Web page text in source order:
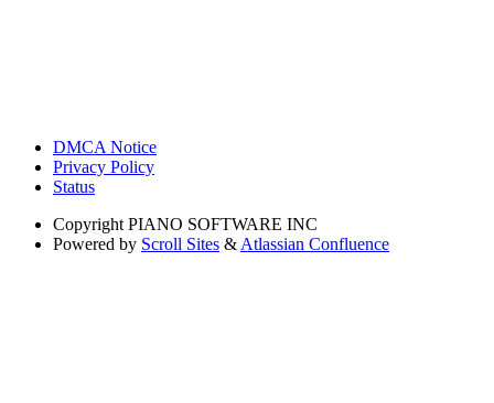
DMCA Notice
Privacy Policy
Status
Copyright PIANO SOFTWARE INC
Powered by Scroll Sites & Atlassian Confluence